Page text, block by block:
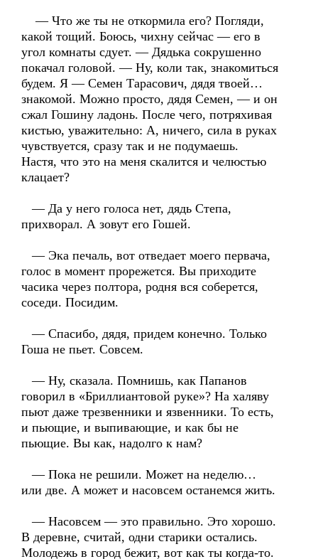
— Что же ты не откормила его? Погляди,
какой тощий. Боюсь, чихну сейчас — его в
угол комнаты сдует. — Дядька сокрушенно
покачал головой. — Ну, коли так, знакомиться
будем. Я — Семен Тарасович, дядя твоей…
знакомой. Можно просто, дядя Семен, — и он
сжал Гошину ладонь. После чего, потряхивая
кистью, уважительно: А, ничего, сила в руках
чувствуется, сразу так и не подумаешь.
Настя, что это на меня скалится и челюстью
клацает?
— Да у него голоса нет, дядь Степа,
прихворал. А зовут его Гошей.
— Эка печаль, вот отведает моего первача,
голос в момент прорежется. Вы приходите
часика через полтора, родня вся соберется,
соседи. Посидим.
— Спасибо, дядя, придем конечно. Только
Гоша не пьет. Совсем.
— Ну, сказала. Помнишь, как Папанов
говорил в «Бриллиантовой руке»? На халяву
пьют даже трезвенники и язвенники. То есть,
и пьющие, и выпивающие, и как бы не
пьющие. Вы как, надолго к нам?
— Пока не решили. Может на неделю…
или две. А может и насовсем останемся жить.
— Насовсем — это правильно. Это хорошо.
В деревне, считай, одни старики остались.
Молодежь в город бежит, вот как ты когда-то.